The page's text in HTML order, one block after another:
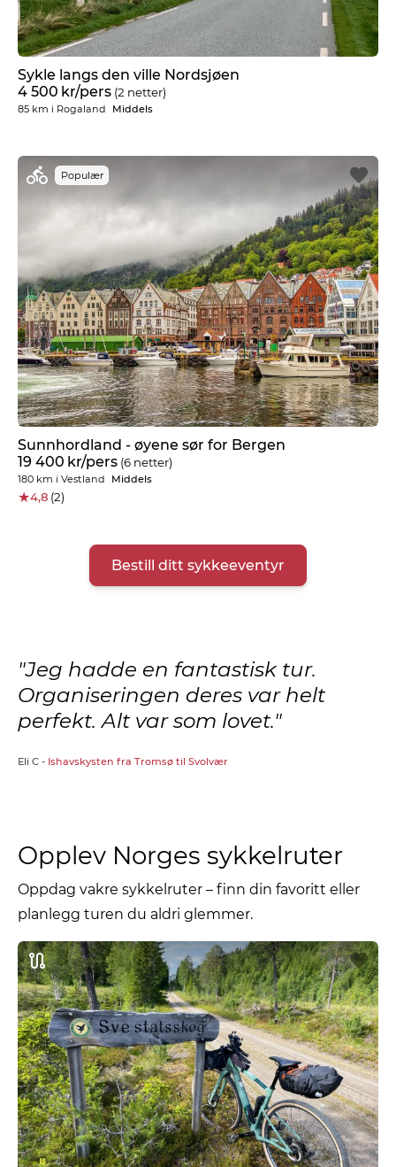
Sykle langs den ville Nordsjøen
4 500 kr/pers (2 netter)
85 km i Rogaland Middels
Populær
Sunnhordland - øyene sør for Bergen
19 400 kr/pers (6 netter)
180 km i Vestland Middels
★4,8 (2)
Bestill ditt sykkeeventyr
Jeg hadde en fantastisk tur.
Organiseringen deres var helt
perfekt. Alt var som lovet.
Eli C - Ishavskysten fra Tromsø til Svolvær
Opplev Norges sykkelruter
Oppdag vakre sykkelruter – finn din favoritt eller
planlegg turen du aldri glemmer.